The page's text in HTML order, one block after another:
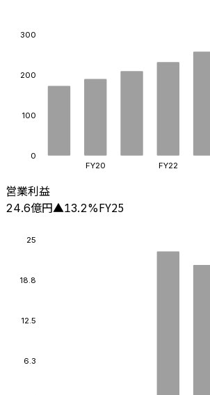
0
100
200
300
FY20 FY22
営業利益
24.6億円▲13.2%FY25
6.3
12.5
18.8
25